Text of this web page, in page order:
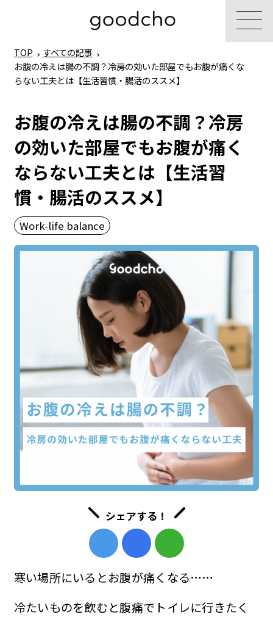
TOP
すべての記事
お腹の冷えは腸の不調？冷房の効いた部屋でもお腹が痛くな
らない工夫とは【生活習慣・腸活のススメ】
お腹の冷えは腸の不調？冷房
の効いた部屋でもお腹が痛く
ならない工夫とは【生活習
慣・腸活のススメ】
Work-life balance
シェアする！
寒い場所にいるとお腹が痛くなる……
冷たいものを飲むと腹痛でトイレに行きたく